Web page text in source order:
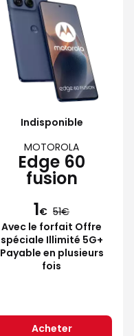
Indisponible
MOTOROLA
Edge 60
fusion
1€ 51
Avec le forfait Offre
spéciale Illimité 5G+
Payable en plusieurs
fois
Acheter